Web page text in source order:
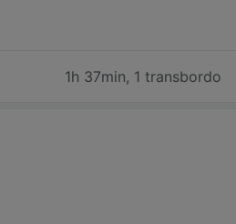
1h 37min, 1 transbordo